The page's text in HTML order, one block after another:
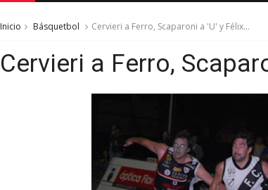
Inicio Básquetbol Cervieri a Ferro, Scaparoni a 'U' y Félix...
Cervieri a Ferro,